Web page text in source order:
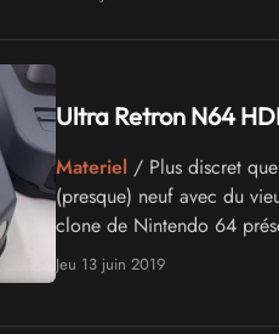
Ultra Retron N64
Materiel / Plus discret
(presque) neuf avec du
clone de Nintendo 64
Jeu 13 juin 2019